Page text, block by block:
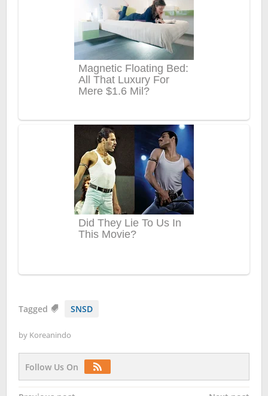
Tagged SNSD
by Koreanindo
Follow Us On